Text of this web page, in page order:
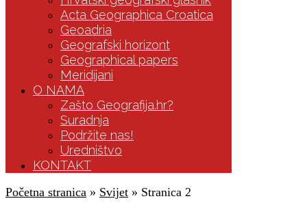
Acta Geographica Croatica
Geoadria
Geografski horizont
Geographical papers
Meridijani
O NAMA
Zašto Geografija.hr?
Suradnja
Podržite nas!
Uredništvo
KONTAKT
Početna stranica » Svijet » Stranica 2